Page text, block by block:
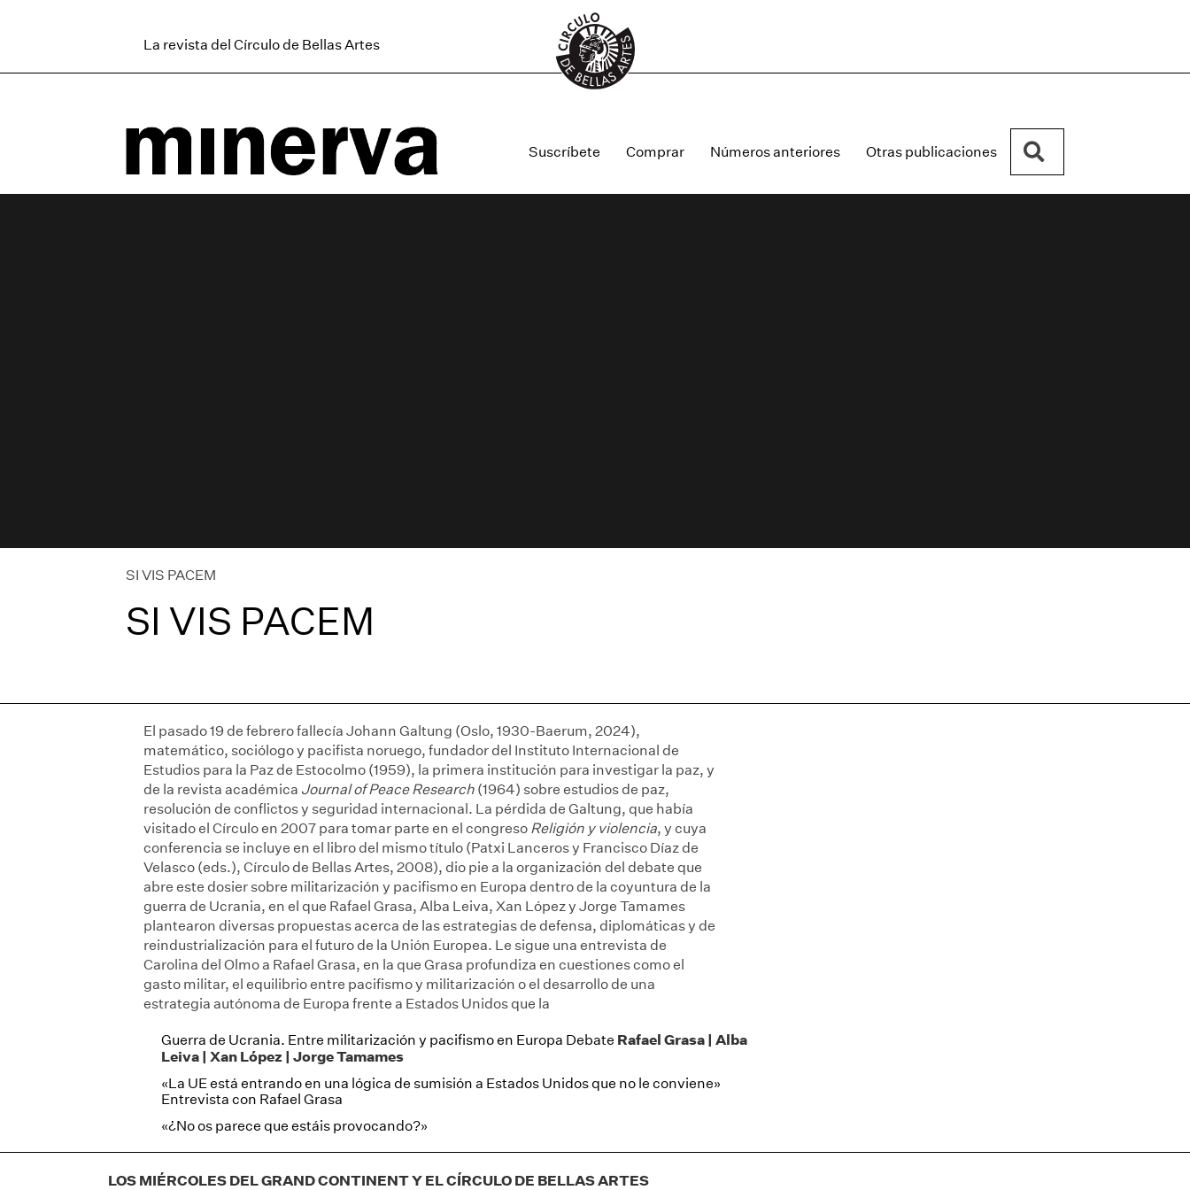
La revista del Círculo de Bellas Artes
Suscríbete Comprar Números anteriores Otras publicaciones
SI VIS PACEM
SI VIS PACEM
El pasado 19 de febrero fallecía Johann Galtung (Oslo, 1930-Baerum, 2024),
matemático, sociólogo y pacifista noruego, fundador del Instituto Internacional de
Estudios para la Paz de Estocolmo (1959), la primera institución para investigar la paz, y
de la revista académica Journal of Peace Research (1964) sobre estudios de paz,
resolución de conflictos y seguridad internacional. La pérdida de Galtung, que había
visitado el Círculo en 2007 para tomar parte en el congreso Religión y violencia, y cuya
conferencia se incluye en el libro del mismo título (Patxi Lanceros y Francisco Díaz de
Velasco (eds.), Círculo de Bellas Artes, 2008), dio pie a la organización del debate que
abre este dosier sobre militarización y pacifismo en Europa dentro de la coyuntura de la
guerra de Ucrania, en el que Rafael Grasa, Alba Leiva, Xan López y Jorge Tamames
plantearon diversas propuestas acerca de las estrategias de defensa, diplomáticas y de
reindustrialización para el futuro de la Unión Europea. Le sigue una entrevista de
Carolina del Olmo a Rafael Grasa, en la que Grasa profundiza en cuestiones como el
gasto militar, el equilibrio entre pacifismo y militarización o el desarrollo de una
estrategia autónoma de Europa frente a Estados Unidos que la
Guerra de Ucrania. Entre militarización y pacifismo en Europa Debate Rafael Grasa | Alba
Leiva | Xan López | Jorge Tamames
«La UE está entrando en una lógica de sumisión a Estados Unidos que no le conviene»
Entrevista con Rafael Grasa
«¿No os parece que estáis provocando?»
LOS MIÉRCOLES DEL GRAND CONTINENT Y EL CÍRCULO DE BELLAS ARTES